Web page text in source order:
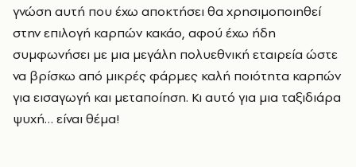
γνώση αυτή που έχω αποκτήσει θα χρησιμοποιηθεί
στην επιλογή καρπών κακάο, αφού έχω ήδη
συμφωνήσει με μια μεγάλη πολυεθνική εταιρεία ώστε
να βρίσκω από μικρές φάρμες καλή ποιότητα καρπών
για εισαγωγή και μεταποίηση. Κι αυτό για μια ταξιδιάρα
ψυχή… είναι θέμα!